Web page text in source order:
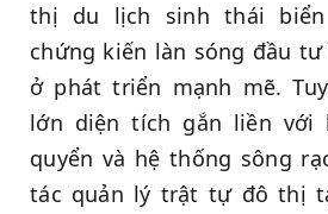
thị du lịch sinh thái
chứng kiến làn sóng đầu
ở phát triển mạnh mẽ.
lớn diện tích gắn liền
quyển và hệ thống sông
tác quản lý trật tự đô thị